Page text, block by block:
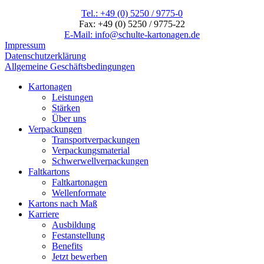
Tel.: +49 (0) 5250 / 9775-0
Fax: +49 (0) 5250 / 9775-22
E-Mail: info@schulte-kartonagen.de
Impressum
Datenschutzerklärung
Allgemeine Geschäftsbedingungen
Close
Kartonagen
Leistungen
Stärken
Über uns
Verpackungen
Transportverpackungen
Verpackungsmaterial
Schwerwellverpackungen
Faltkartons
Faltkartonagen
Wellenformate
Kartons nach Maß
Karriere
Ausbildung
Festanstellung
Benefits
Jetzt bewerben